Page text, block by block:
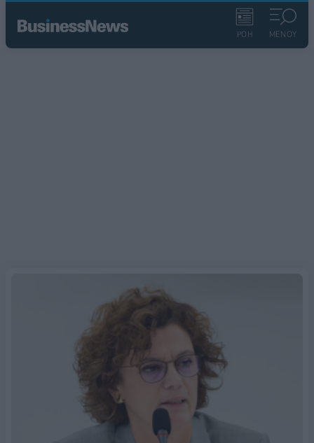
ΡΟΗ ΜΕΝΟΥ